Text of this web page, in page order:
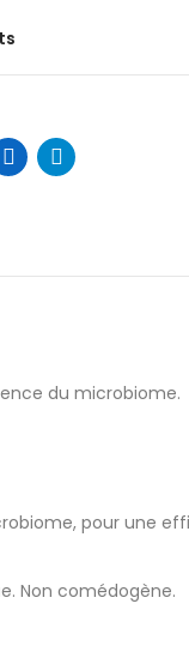
du microbiome.
pour une
Non comédogène.